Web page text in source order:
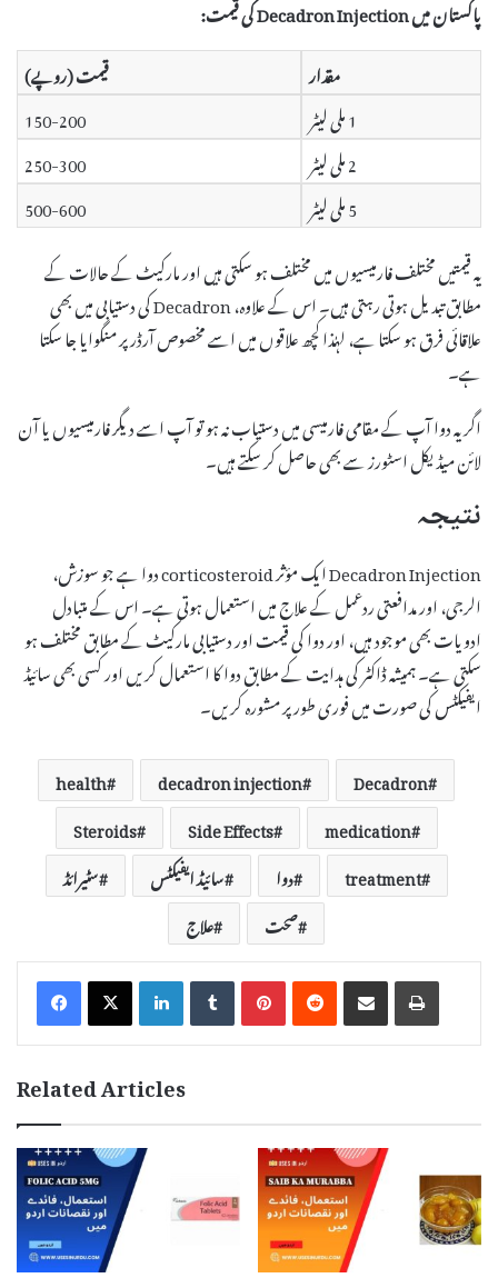
پاکستان میں Decadron Injection کی قیمت:
مقدار
قیمت (روپے)
1 ملی لیٹر
150-200
2 ملی لیٹر
250-300
5 ملی لیٹر
500-600
یہ قیمتیں مختلف فارمیسیوں میں مختلف ہو سکتی ہیں اور مارکیٹ کے حالات کے
مطابق تبدیل ہوتی رہتی ہیں۔ اس کے علاوہ، Decadron کی دستیابی میں بھی
علاقائی فرق ہو سکتا ہے، لہٰذا کچھ علاقوں میں اسے مخصوص آرڈر پر منگوایا جا سکتا
ہے۔
اگر یہ دوا آپ کے مقامی فارمیسی میں دستیاب نہ ہو تو آپ اسے دیگر فارمیسیوں یا آن
لائن میڈیکل اسٹورز سے بھی حاصل کر سکتے ہیں۔
نتیجہ
Decadron Injection ایک مؤثر corticosteroid دوا ہے جو سوزش،
الرجی، اور مدافعتی ردعمل کے علاج میں استعمال ہوتی ہے۔ اس کے متبادل
ادویات بھی موجود ہیں، اور دوا کی قیمت اور دستیابی مارکیٹ کے مطابق مختلف ہو
سکتی ہے۔ ہمیشہ ڈاکٹر کی ہدایت کے مطابق دوا کا استعمال کریں اور کسی بھی سائیڈ
ایفیکٹس کی صورت میں فوری طور پر مشورہ کریں۔
Decadron
decadron injection
health
medication
Side Effects
Steroids
treatment
دوا سائیڈ ایفیکٹس
سٹیرائڈ
صحت
علاج
LinkedInTumblrPinterestReddit Share via Email Print
Related Articles